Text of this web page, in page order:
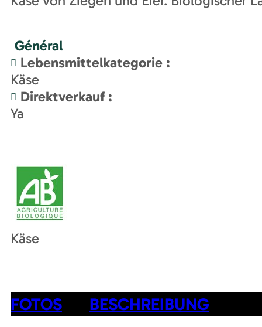
Général
Lebensmittelkategorie :
Käse
Direktverkauf :
Ya
Käse
FOTOS BESCHREIBUNG